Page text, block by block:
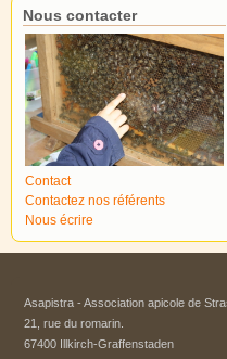
Nous contacter
Contact
Contactez nos référents
Nous écrire
Asapistra - Association apicole de
21, rue du romarin.
67400 Illkirch-Graffenstaden